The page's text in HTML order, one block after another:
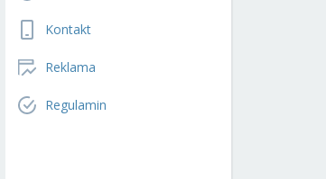
Kontakt
Reklama
Regulamin